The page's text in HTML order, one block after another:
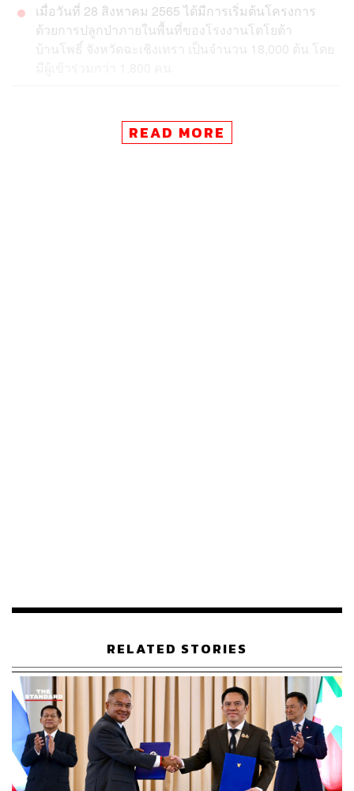
เมื่อวันที่ 28 สิงหาคม 2565 ได้มีการเริ่มต้นโครงการ
ด้วยการปลูกป่าภายในพื้นที่ของโรงงานโตโยต้า
บ้านโพธิ์ จังหวัดฉะเชิงเทรา เป็นจำนวน 18,000 ต้น โดย
ไว้สำหรับเป็นเป้าหมายของแบรนด์รถยนต์เบอร์ 1 ของไทย
เท่านั้น แต่ ‘โตโยต้า’ ยังใช้เป็นเข็มทิศนำทางสำหรับโครงกา
READ MORE
RELATED STORIES